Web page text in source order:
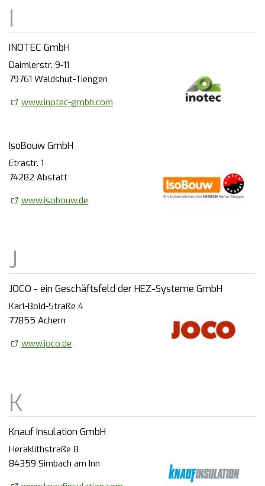
INOTEC GmbH
Daimlerstr. 9-11
79761 Waldshut-Tiengen
www.inotec-gmbh.com
IsoBouw GmbH
Etrastr. 1
74282 Abstatt
www.isobouw.de
JOCO - ein Geschäftsfeld der HEZ-Systeme GmbH
Karl-Bold-Straße 4
77855 Achern
www.joco.de
Knauf Insulation GmbH
Heraklithstraße 8
84359 Simbach am Inn